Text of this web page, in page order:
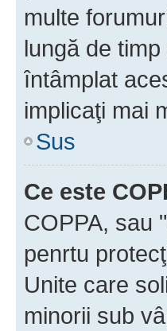
multe
lungă de
întâmplat
implicaţi mai
Sus
Ce este
COPPA, sau
penrtu
Unite care
minorii sub